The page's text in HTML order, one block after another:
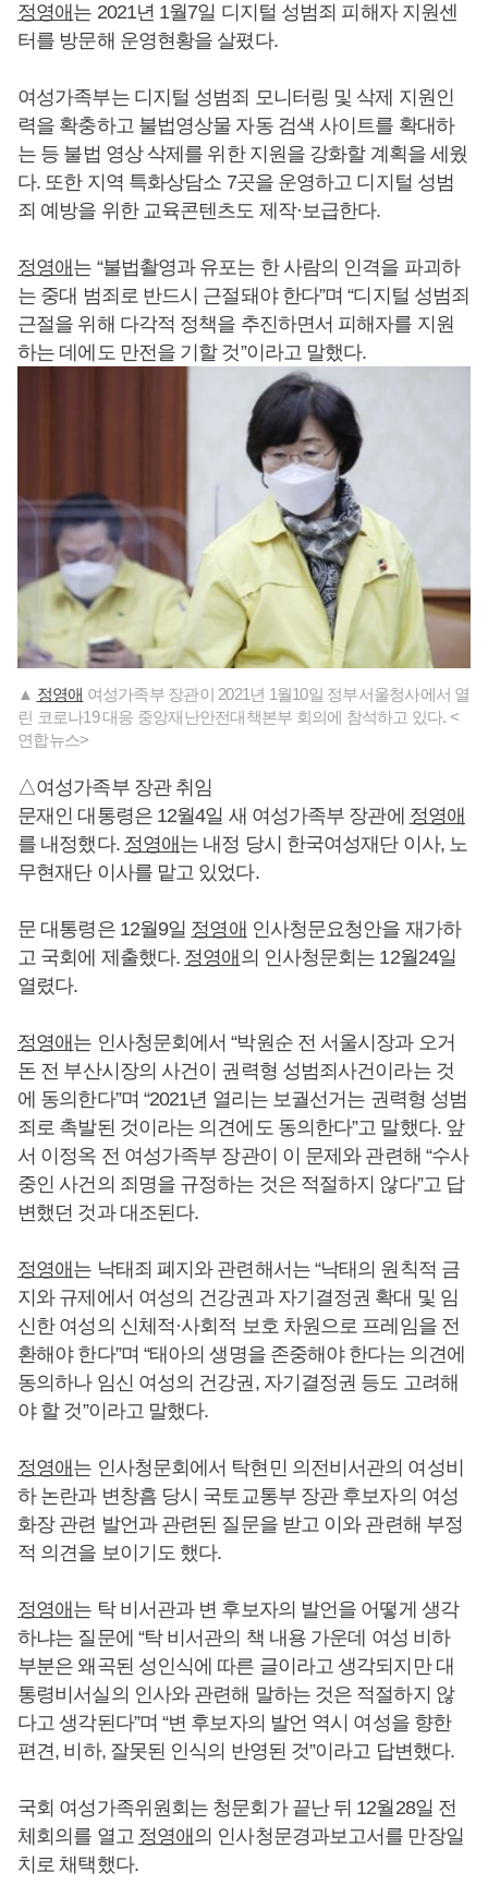
정영애 는 2021년 1월7일 디지털 성범죄 피해자 지원센
터를 방문해 운영현황을 살폈다.
여성가족부는 디지털 성범죄 모니터링 및 삭제 지원인
력을 확충하고 불법영상물 자동 검색 사이트를 확대하
는 등 불법 영상 삭제를 위한 지원을 강화할 계획을 세웠
다. 또한 지역 특화상담소 7곳을 운영하고 디지털 성범
죄 예방을 위한 교육콘텐츠도 제작·보급한다.
정영애 는 “불법촬영과 유포는 한 사람의 인격을 파괴하
는 중대 범죄로 반드시 근절돼야 한다”며 “디지털 성범죄
근절을 위해 다각적 정책을 추진하면서 피해자를 지원
하는 데에도 만전을 기할 것”이라고 말했다.
▲ 정영애 여성가족부 장관이 2021년 1월10일 정부서울청사에서 열
린 코로나19 대응 중앙재난안전대책본부 회의에 참석하고 있다. <
연합뉴스>
△여성가족부 장관 취임
문재인 대통령은 12월4일 새 여성가족부 장관에 정영애
를 내정했다. 정영애 는 내정 당시 한국여성재단 이사, 노
무현재단 이사를 맡고 있었다.
문 대통령은 12월9일 정영애 인사청문요청안을 재가하
고 국회에 제출했다. 정영애 의 인사청문회는 12월24일
열렸다.
정영애 는 인사청문회에서 “박원순 전 서울시장과 오거
돈 전 부산시장의 사건이 권력형 성범죄사건이라는 것
에 동의한다”며 “2021년 열리는 보궐선거는 권력형 성범
죄로 촉발된 것이라는 의견에도 동의한다”고 말했다. 앞
서 이정옥 전 여성가족부 장관이 이 문제와 관련해 “수사
중인 사건의 죄명을 규정하는 것은 적절하지 않다”고 답
변했던 것과 대조된다.
정영애 는 낙태죄 폐지와 관련해서는 “낙태의 원칙적 금
지와 규제에서 여성의 건강권과 자기결정권 확대 및 임
신한 여성의 신체적·사회적 보호 차원으로 프레임을 전
환해야 한다”며 “태아의 생명을 존중해야 한다는 의견에
동의하나 임신 여성의 건강권, 자기결정권 등도 고려해
야 할 것”이라고 말했다.
정영애 는 인사청문회에서 탁현민 의전비서관의 여성비
하 논란과 변창흠 당시 국토교통부 장관 후보자의 여성
화장 관련 발언과 관련된 질문을 받고 이와 관련해 부정
적 의견을 보이기도 했다.
정영애 는 탁 비서관과 변 후보자의 발언을 어떻게 생각
하냐는 질문에 “탁 비서관의 책 내용 가운데 여성 비하
부분은 왜곡된 성인식에 따른 글이라고 생각되지만 대
통령비서실의 인사와 관련해 말하는 것은 적절하지 않
다고 생각된다”며 “변 후보자의 발언 역시 여성을 향한
편견, 비하, 잘못된 인식의 반영된 것”이라고 답변했다.
국회 여성가족위원회는 청문회가 끝난 뒤 12월28일 전
체회의를 열고 정영애 의 인사청문경과보고서를 만장일
치로 채택했다.